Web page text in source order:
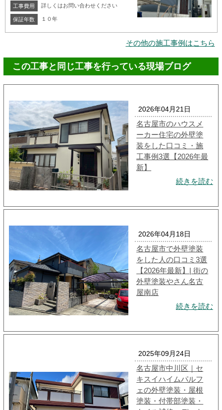
工事費用
詳しくはお問い合わせください
保証年数 １０年
その他の施工事例はこちら
この工事と同じ工事を行っている現場ブログ
2026年04月21日
名古屋市のハウスメ
ーカー住宅の外壁塗
装をした口コミ・施
工事例3選【2026年最
新】
続きを読む
2026年04月18日
名古屋市で外壁塗装
をした人の口コミ3選
【2026年最新】| 街の
外壁塗装やさん名古
屋南店
続きを読む
2025年09月24日
名古屋市中川区｜セ
キスイハイムパルフ
ェの外壁塗装・屋根
塗装・付帯部塗装・